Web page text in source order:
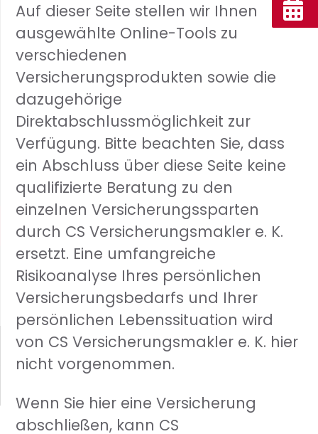
Auf dieser Seite stellen wir Ihnen
ausgewählte Online-Tools zu
verschiedenen
Versicherungsprodukten sowie die
dazugehörige
Direktabschlussmöglichkeit zur
Verfügung. Bitte beachten Sie, dass
ein Abschluss über diese Seite keine
qualifizierte Beratung zu den
einzelnen Versicherungssparten
durch CS Versicherungsmakler e. K.
ersetzt. Eine umfangreiche
Risikoanalyse Ihres persönlichen
Versicherungsbedarfs und Ihrer
persönlichen Lebenssituation wird
von CS Versicherungsmakler e. K. hier
nicht vorgenommen.
Wenn Sie hier eine Versicherung
abschließen, kann CS